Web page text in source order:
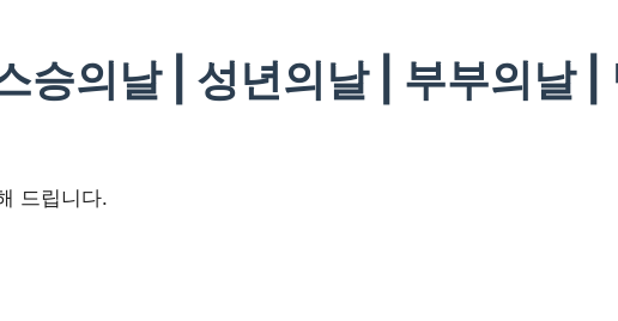
승의날 | 성년의날 | 부부의날
드립니다.